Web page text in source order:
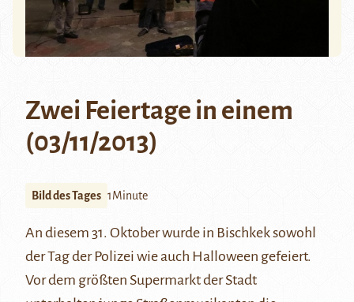
Zwei Feiertage in einem
(03/11/2013)
Bild des Tages 1Minute
An diesem 31. Oktober wurde in Bischkek sowohl
der Tag der Polizei wie auch Halloween gefeiert.
Vor dem größten Supermarkt der Stadt